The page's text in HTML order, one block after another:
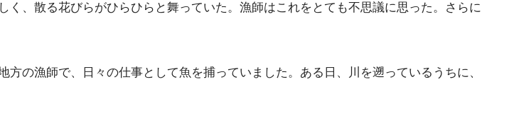
、散る花びらがひらひらと舞っていた。漁師はこれをとても不思議に思った。さらに
の漁師で、日々の仕事として魚を捕っていました。ある日、川を遡っているうちに、